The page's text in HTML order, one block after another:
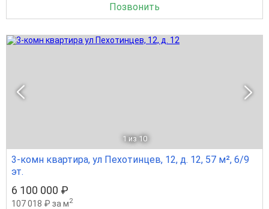
Позвонить
1 из 10
3-комн квартира, ул Пехотинцев, 12, д. 12, 57 м², 6/9
эт.
6 100 000 ₽
107 018 ₽ за м2